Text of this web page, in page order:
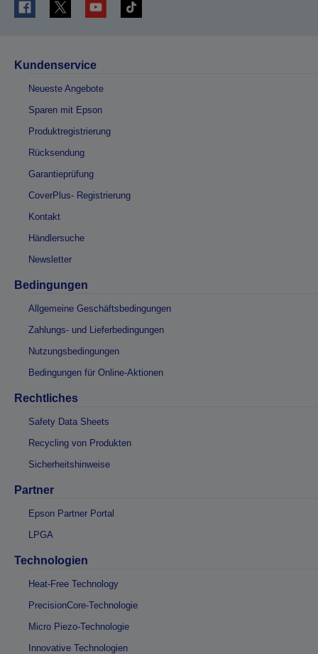
Kundenservice
Neueste Angebote
Sparen mit Epson
Produktregistrierung
Rücksendung
Garantieprüfung
CoverPlus- Registrierung
Kontakt
Händlersuche
Newsletter
Bedingungen
Allgemeine Geschäftsbedingungen
Zahlungs- und Lieferbedingungen
Nutzungsbedingungen
Bedingungen für Online-Aktionen
Rechtliches
Safety Data Sheets
Recycling von Produkten
Sicherheitshinweise
Partner
Epson Partner Portal
LPGA
Technologien
Heat-Free Technology
PrecisionCore-Technologie
Micro Piezo-Technologie
Innovative Technologien